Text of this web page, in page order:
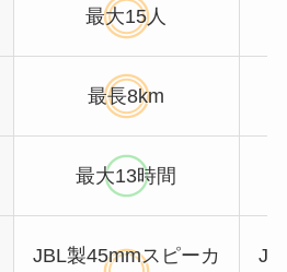
最大15人
最長8km
最大13時間
JBL製45mmスピーカ